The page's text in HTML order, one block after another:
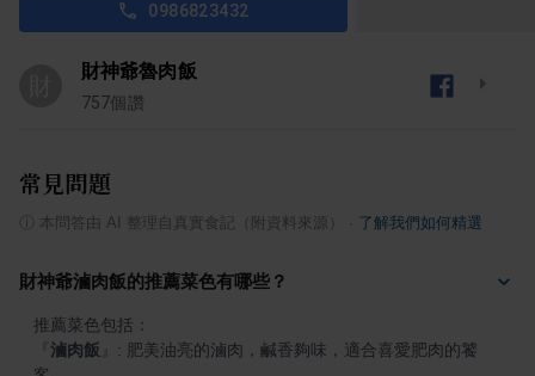
0986823432
財神爺魯肉飯
757個讚
常見問題
本問答由 AI 整理自真實食記（附資料來源） 了解我們如何精選
財神爺滷肉飯的推薦菜色有哪些？
滷肉飯
: 肥美油亮的滷肉，鹹香夠味，適合喜愛肥肉的饕